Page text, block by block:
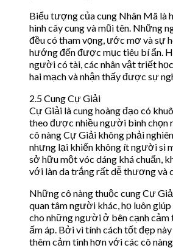
Biểu tượng của cung Nhân Mã là
hình cây cung và mũi tên. Những
đều có tham vọng, ước mơ và sự
hướng đến được mục tiêu bí ẩn.
người có tài, các nhân vật triết
hai mạch và nhận thấy được sự
2.5 Cung Cự Giải
Cự Giải là cung hoàng đạo có
theo được nhiều người bình chọn
cô nàng Cự Giải không phải
nhưng lại khiến không ít người si
sở hữu một vóc dáng khá chuẩn,
với làn da trắng rất dễ thương và
Những cô nàng thuộc cung Cự
quan tâm người khác, họ luôn
cho những người ở bên cạnh
ấm áp. Bởi vì tính cách tốt đẹp
thêm cảm tình hơn với các cô